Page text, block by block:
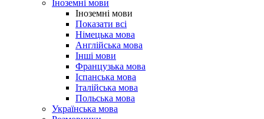
Іноземні мови
Іноземні мови
Показати всі
Німецька мова
Англійська мова
Інші мови
Французька мова
Іспанська мова
Італійська мова
Польська мова
Українська мова